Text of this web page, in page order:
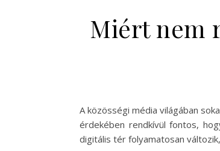
Miért nem
A közösségi média világában
érdekében rendkívül fontos,
digitális tér folyamatosan